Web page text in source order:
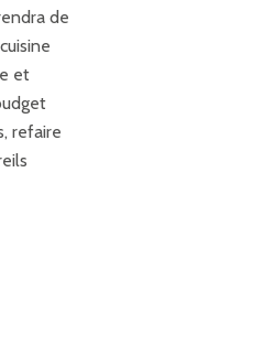
de
et
refaire